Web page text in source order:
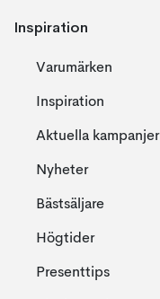
Inspiration
Varumärken
Inspiration
Aktuella kampanjer
Nyheter
Bästsäljare
Högtider
Presenttips